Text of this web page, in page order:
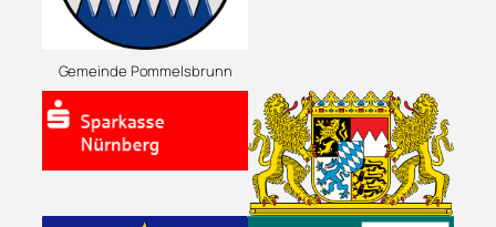
Gemeinde Pommelsbrunn